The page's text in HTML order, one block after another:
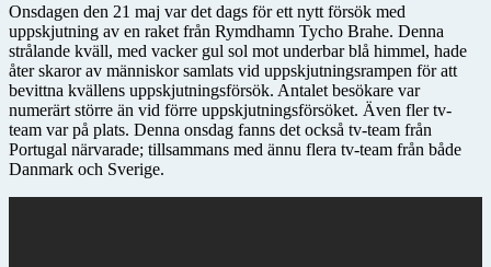
Onsdagen den 21 maj var det dags för ett nytt försök med
uppskjutning av en raket från Rymdhamn Tycho Brahe. Denna
strålande kväll, med vacker gul sol mot underbar blå himmel, hade
åter skaror av människor samlats vid uppskjutningsrampen för att
bevittna kvällens uppskjutningsförsök. Antalet besökare var
numerärt större än vid förre uppskjutningsförsöket. Även fler tv-
team var på plats. Denna onsdag fanns det också tv-team från
Portugal närvarade; tillsammans med ännu flera tv-team från både
Danmark och Sverige.